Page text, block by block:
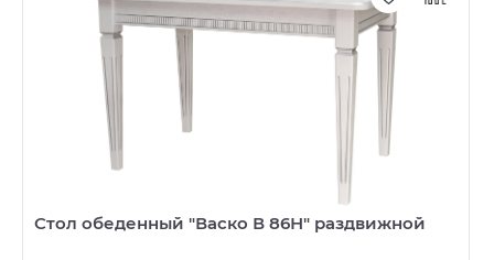
Стол обеденный "Васко В 86Н" раздвижной